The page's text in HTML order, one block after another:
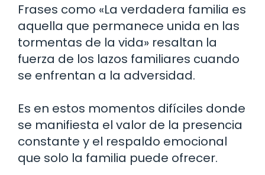
Frases como «La verdadera familia es
aquella que permanece unida en las
tormentas de la vida» resaltan la
fuerza de los lazos familiares cuando
se enfrentan a la adversidad.
Es en estos momentos difíciles donde
se manifiesta el valor de la presencia
constante y el respaldo emocional
que solo la familia puede ofrecer.